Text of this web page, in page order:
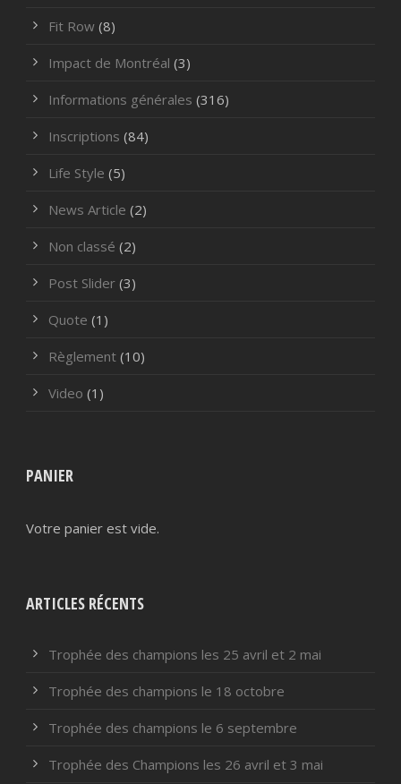
Fit Row (8)
Impact de Montréal (3)
Informations générales (316)
Inscriptions (84)
Life Style (5)
News Article (2)
Non classé (2)
Post Slider (3)
Quote (1)
Règlement (10)
Video (1)
PANIER
Votre panier est vide.
ARTICLES RÉCENTS
Trophée des champions les 25 avril et 2 mai
Trophée des champions le 18 octobre
Trophée des champions le 6 septembre
Trophée des Champions les 26 avril et 3 mai